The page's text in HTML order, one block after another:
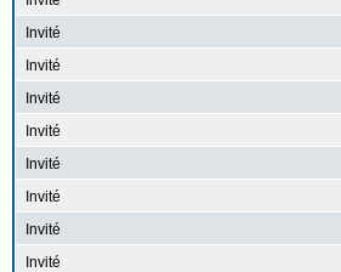
Invité
Invité
Invité
Invité
Invité
Invité
Invité
Invité